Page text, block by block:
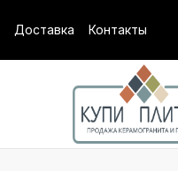
Доставка Контакты